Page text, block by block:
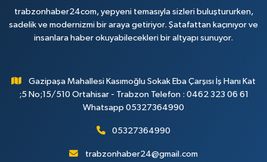
trabzonhaber24com, yepyeni temasıyla sizleri buluştururken,
sadelik ve modernizmi bir araya getiriyor. Şatafattan kaçınıyor ve
insanlara haber okuyabilecekleri bir altyapı sunuyor.
Gazipaşa Mahallesi Kasımoğlu Sokak Eba Çarşısı İş Hanı Kat
;5 No;15/510 Ortahisar - Trabzon Telefon : 0462 323 06 61
Whatsapp 05327364990
05327364990
trabzonhaber24@gmail.com